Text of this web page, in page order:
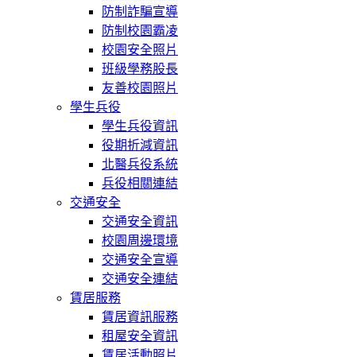
防制詐騙宣導
防制校園霸凌
校園安全照片
班級學務股長
友善校園照片
學生兵役
學生兵役資訊
役期折減資訊
北醫兵役系統
兵役相關連結
交通安全
交通安全資訊
校園周邊環境
交通安全宣導
交通安全連結
賃居服務
賃居資訊服務
租屋安全資訊